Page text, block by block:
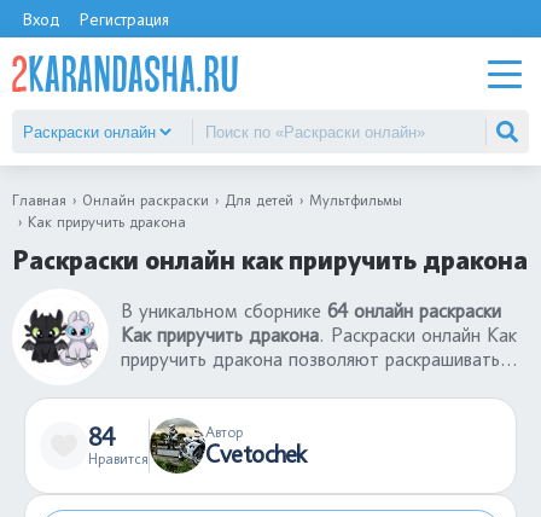
Вход Регистрация
Главная Онлайн раскраски Для детей
Мультфильмы
Как приручить дракона
Раскраски онлайн как приручить дракона
В уникальном сборнике 64 онлайн раскраски
Как приручить дракона. Раскраски онлайн Как
приручить дракона позволяют раскрашивать
и красок. Раскраски онлайн - отличный способ
начать творить здесь и сейчас. Большой выбор
раскрасок онлайн Как приручить дракона
понравятся детям любого возраста. Можно
экспериментировать, смешивая разные цвета,
84
Нравится
Автор
Cvetochek